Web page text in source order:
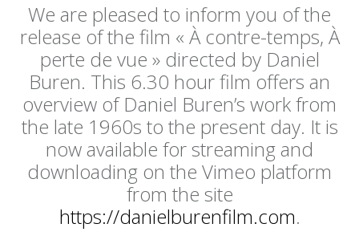
We are pleased to inform you of the
release of the film « À contre-temps, À
perte de vue » directed by Daniel
Buren. This 6.30 hour film offers an
overview of Daniel Buren’s work from
the late 1960s to the present day. It is
now available for streaming and
downloading on the Vimeo platform
from the site
https://danielburenfilm.com.